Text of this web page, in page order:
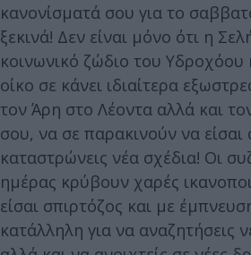
κανονίσματά σου για το
ξεκινά! Δεν είναι μόνο ότι η
κοινωνικό ζώδιο του Υδροχόου
οίκο σε κάνει ιδιαίτερα
τον Άρη στο Λέοντα αλλά και
σου, να σε παρακινούν να
καταστρώνεις νέα σχέδια! Οι
ημέρας κρύβουν χαρές
είσαι σπιρτόζος και με
κατάλληλη για να αναζητήσεις